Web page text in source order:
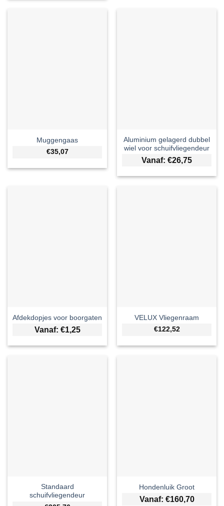
Muggengaas
€35,07
Aluminium gelagerd dubbel
wiel voor schuifvliegendeur
Vanaf: €26,75
Afdekdopjes voor boorgaten
Vanaf: €1,25
VELUX Vliegenraam
€122,52
Standaard
schuifvliegendeur
Hondenluik Groot
Vanaf: €160,70